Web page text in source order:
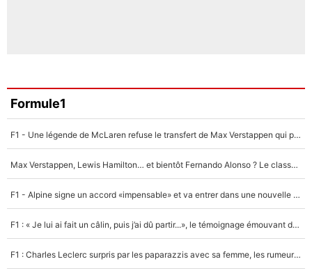
Formule1
F1 - Une légende de McLaren refuse le transfert de Max Verstappen qui pourrait «faire des vagues» et plomber l'ambiance dans l'équipe
Max Verstappen, Lewis Hamilton… et bientôt Fernando Alonso ? Le classement des pilotes les mieux payés en Formule 1 risque de changer !
F1 - Alpine signe un accord «impensable» et va entrer dans une nouvelle dimension : Grande nouvelle pour Pierre Gasly !
F1 : « Je lui ai fait un câlin, puis j’ai dû partir...», le témoignage émouvant de Max Verstappen sur sa fille
F1 : Charles Leclerc surpris par les paparazzis avec sa femme, les rumeurs étaient vraies !